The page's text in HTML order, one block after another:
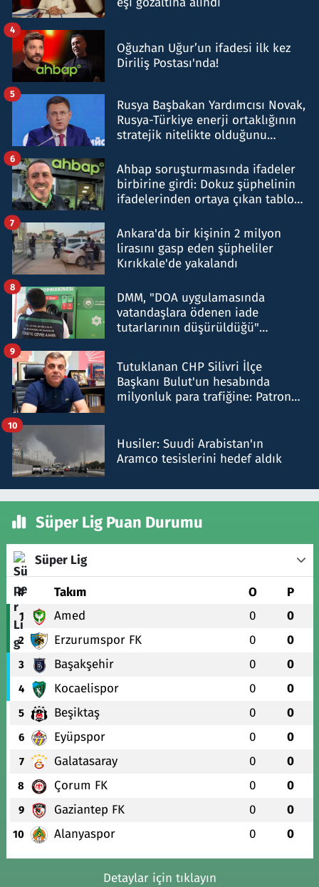
Oğuzhan Uğur’un ifadesi ilk kez
Diriliş Postası'nda!
4
Rusya Başbakan Yardımcısı Novak,
Rusya-Türkiye enerji ortaklığının
stratejik nitelikte olduğunu
5
Ahbap soruşturmasında ifadeler
birbirine girdi: Dokuz şüphelinin
ifadelerinden ortaya çıkan tablo
6
Ankara'da bir kişinin 2 milyon
lirasını gasp eden şüpheliler
Kırıkkale'de yakalandı
7
DMM, "DOA uygulamasında
vatandaşlara ödenen iade
tutarlarının düşürüldüğü"
8
Tutuklanan CHP Silivri İlçe
Başkanı Bulut'un hesabında
milyonluk para trafiğine: Patron
9
Husiler: Suudi Arabistan'ın
Aramco tesislerini hedef aldık
10
Süper Lig Puan Durumu
Süper Lig
# Takım O P
1 Amed 0 0
2 Erzurumspor FK 0 0
3 Başakşehir 0 0
4 Kocaelispor 0 0
5 Beşiktaş 0 0
6 Eyüpspor 0 0
7 Galatasaray 0 0
8 Çorum FK 0 0
9 Gaziantep FK 0 0
10 Alanyaspor 0 0
Detaylar için tıklayın